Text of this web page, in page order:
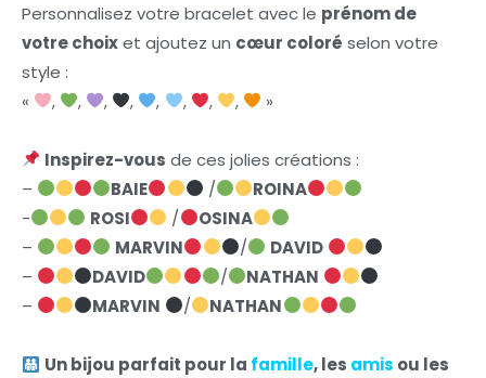
Personnalisez votre bracelet avec le prénom de
votre choixet ajoutez un cœur coloré selon votre
style :
«
, , , , , , , , »
Inspirez-vous de ces jolies créations :
–
BAIE /
ROINA
-
ROSI /
OSINA
–
MARVIN /
DAVID
–
DAVID /
NATHAN
–
MARVIN / NATHAN
Un bijou parfait pour la famille, les amis ou les